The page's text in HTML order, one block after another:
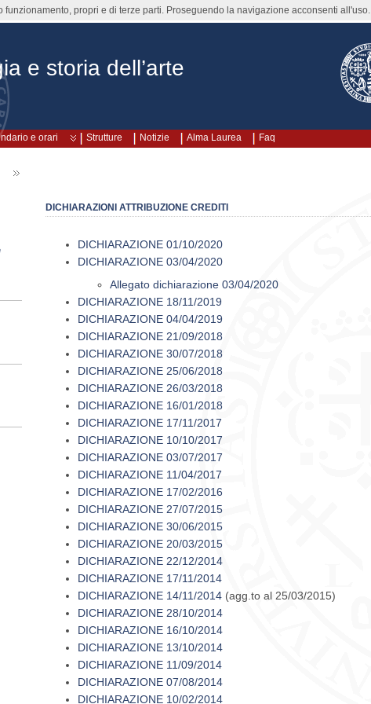
e storia dell’arte
e orari Strutture Notizie Alma Laurea Faq
DICHIARAZIONI ATTRIBUZIONE CREDITI
DICHIARAZIONE 01/10/2020
DICHIARAZIONE 03/04/2020
Allegato dichiarazione 03/04/2020
DICHIARAZIONE 18/11/2019
DICHIARAZIONE 04/04/2019
DICHIARAZIONE 21/09/2018
DICHIARAZIONE 30/07/2018
DICHIARAZIONE 25/06/2018
DICHIARAZIONE 26/03/2018
DICHIARAZIONE 16/01/2018
DICHIARAZIONE 17/11/2017
DICHIARAZIONE 10/10/2017
DICHIARAZIONE 03/07/2017
DICHIARAZIONE 11/04/2017
DICHIARAZIONE 17/02/2016
DICHIARAZIONE 27/07/2015
DICHIARAZIONE 30/06/2015
DICHIARAZIONE 20/03/2015
DICHIARAZIONE 22/12/2014
DICHIARAZIONE 17/11/2014
DICHIARAZIONE 14/11/2014(agg.to al 25/03/2015)
DICHIARAZIONE 28/10/2014
DICHIARAZIONE 16/10/2014
DICHIARAZIONE 13/10/2014
DICHIARAZIONE 11/09/2014
DICHIARAZIONE 07/08/2014
DICHIARAZIONE 10/02/2014
funzionamento, propri e di terze parti. Proseguendo la navigazione acconsenti all'uso.